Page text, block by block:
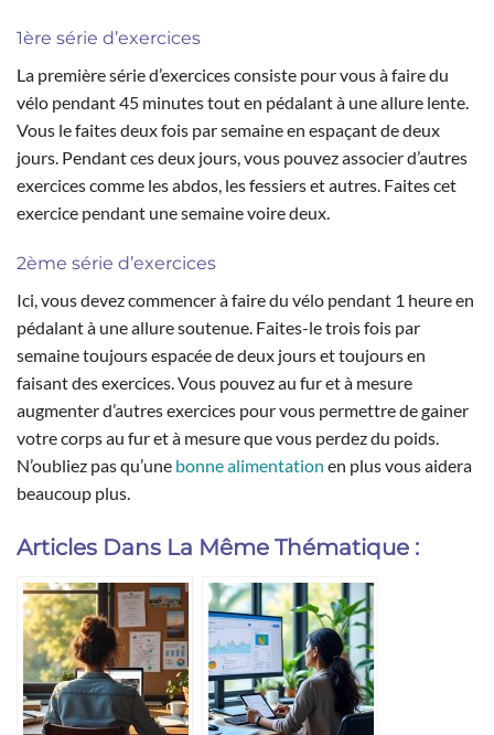
1ère série d’exercices
La première série d’exercices consiste pour vous à faire du
vélo pendant 45 minutes tout en pédalant à une allure lente.
Vous le faites deux fois par semaine en espaçant de deux
jours. Pendant ces deux jours, vous pouvez associer d’autres
exercices comme les abdos, les fessiers et autres. Faites cet
exercice pendant une semaine voire deux.
2ème série d’exercices
Ici, vous devez commencer à faire du vélo pendant 1 heure en
pédalant à une allure soutenue. Faites-le trois fois par
semaine toujours espacée de deux jours et toujours en
faisant des exercices. Vous pouvez au fur et à mesure
augmenter d’autres exercices pour vous permettre de gainer
votre corps au fur et à mesure que vous perdez du poids.
N’oubliez pas qu’une bonne alimentation en plus vous aidera
beaucoup plus.
Articles Dans La Même Thématique :